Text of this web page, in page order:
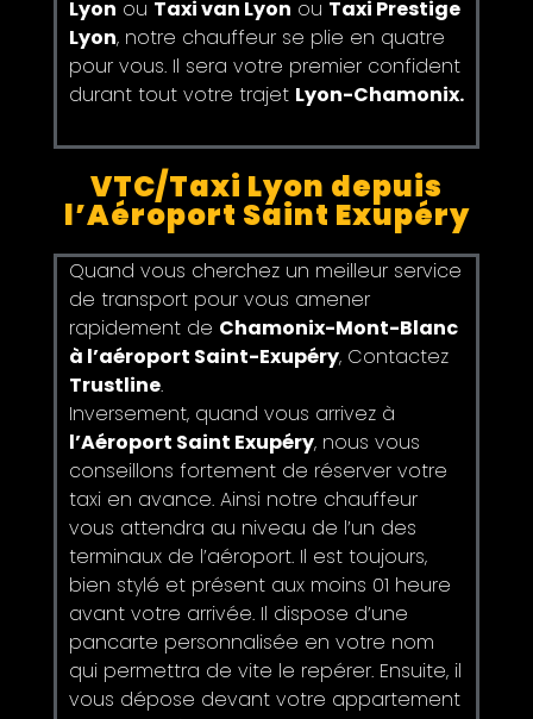
Lyon ou Taxi van Lyon ou Taxi Prestige
Lyon, notre chauffeur se plie en quatre
pour vous. Il sera votre premier confident
durant tout votre trajet Lyon-Chamonix.
VTC/Taxi Lyon depuis
l’Aéroport Saint Exupéry
Quand vous cherchez un meilleur service
de transport pour vous amener
rapidement de Chamonix-Mont-Blanc
à l’aéroport Saint-Exupéry, Contactez
Trustline.
Inversement, quand vous arrivez à
l’Aéroport Saint Exupéry, nous vous
conseillons fortement de réserver votre
taxi en avance. Ainsi notre chauffeur
vous attendra au niveau de l’un des
terminaux de l’aéroport. Il est toujours,
bien stylé et présent aux moins 01 heure
avant votre arrivée. Il dispose d’une
pancarte personnalisée en votre nom
qui permettra de vite le repérer. Ensuite, il
vous dépose devant votre appartement